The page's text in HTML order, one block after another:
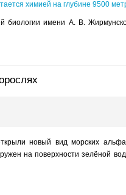
химией на глубине 9500
биологии имени А. В.
новый вид морских
на поверхности зелёной